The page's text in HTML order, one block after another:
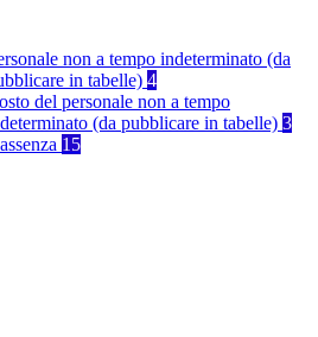
non a tempo indeterminato (da
in tabelle) 4
del personale non a tempo
(da pubblicare in tabelle) 3
15